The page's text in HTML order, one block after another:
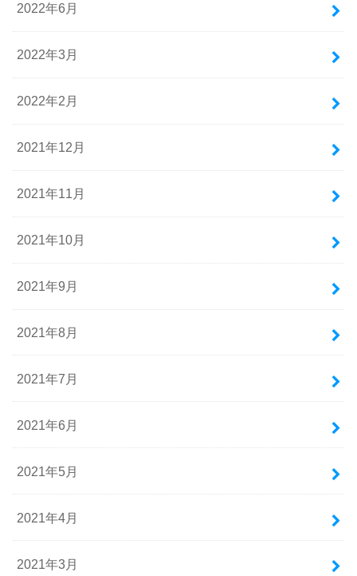
2022年6月
2022年3月
2022年2月
2021年12月
2021年11月
2021年10月
2021年9月
2021年8月
2021年7月
2021年6月
2021年5月
2021年4月
2021年3月